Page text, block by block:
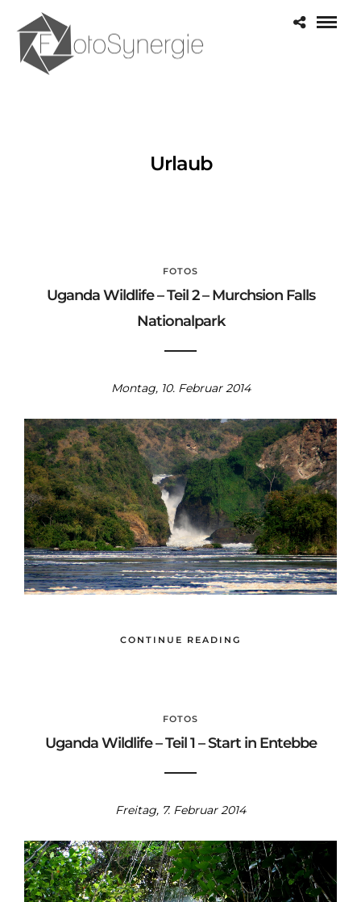
Urlaub
FOTOS
Uganda Wildlife – Teil 2 – Murchsion Falls
Nationalpark
Montag, 10. Februar 2014
CONTINUE READING
FOTOS
Uganda Wildlife – Teil 1 – Start in Entebbe
Freitag, 7. Februar 2014